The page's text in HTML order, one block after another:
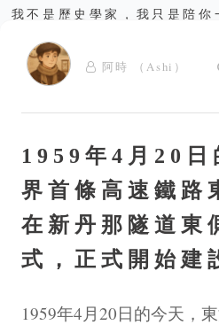
我不是歷史學家，我只是陪你
阿時 （Ashi）
1959年4月20日
界首條高速鐵路
在新丹那隧道東
式，正式開始建
1959年4月20日的今天，